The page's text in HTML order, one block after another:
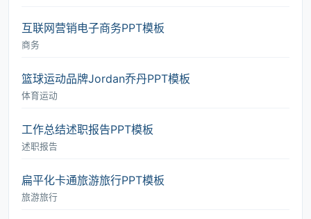
互联网营销电子商务PPT模板
商务
篮球运动品牌Jordan乔丹PPT模板
体育运动
工作总结述职报告PPT模板
述职报告
扁平化卡通旅游旅行PPT模板
旅游旅行